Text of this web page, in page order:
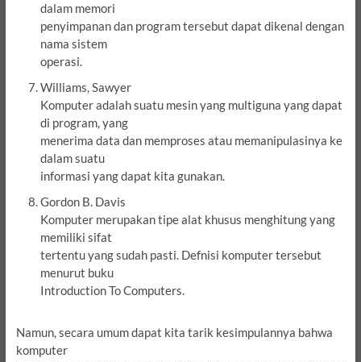
dalam memori
penyimpanan dan program tersebut dapat dikenal dengan
nama sistem
operasi.
Williams, Sawyer
Komputer adalah suatu mesin yang multiguna yang dapat
di program, yang
menerima data dan memproses atau memanipulasinya ke
dalam suatu
informasi yang dapat kita gunakan.
Gordon B. Davis
Komputer merupakan tipe alat khusus menghitung yang
memiliki sifat
tertentu yang sudah pasti. Defnisi komputer tersebut
menurut buku
Introduction To Computers.
Namun, secara umum dapat kita tarik kesimpulannya bahwa
komputer